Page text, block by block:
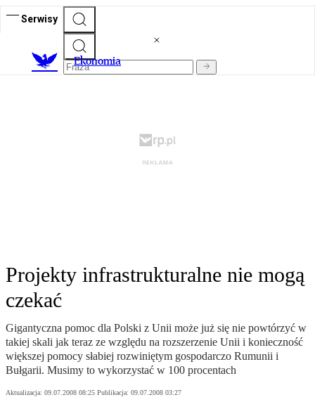
Serwisy
Ekonomia
Projekty infrastrukturalne nie mogą
czekać
Gigantyczna pomoc dla Polski z Unii może już się nie powtórzyć w
takiej skali jak teraz ze względu na rozszerzenie Unii i konieczność
większej pomocy słabiej rozwiniętym gospodarczo Rumunii i
Bułgarii. Musimy to wykorzystać w 100 procentach
Aktualizacja: 09.07.2008 08:25 Publikacja: 09.07.2008 03:27